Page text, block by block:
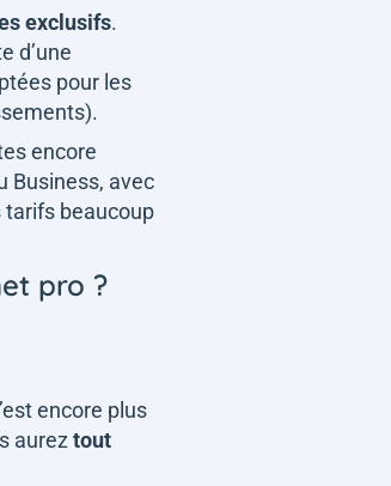
exclusifs.
d’une
pour les
encore
Business, avec
tarifs beaucoup
pro ?
encore plus
aurez tout